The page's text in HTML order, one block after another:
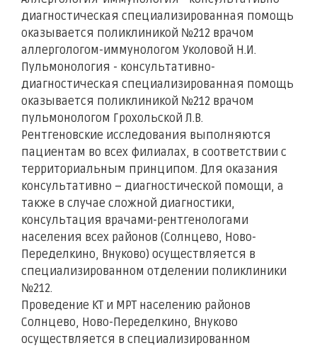
диагностическая специализированная помощь
оказывается поликлиникой №212 врачом
аллергологом-иммунологом Уколовой Н.И.
Пульмонология - консультативно-
диагностическая специализированная помощь
оказывается поликлиникой №212 врачом
пульмонологом Грохольской Л.В.
Рентгеновские исследования выполняются
пациентам во всех филиалах, в соответствии с
территориальным принципом. Для оказания
консультативно – диагностической помощи, а
также в случае сложной диагностики,
консультация врачами-рентгенологами
населения всех районов (Солнцево, Ново-
Переделкино, Внуково) осуществляется в
специализированном отделении поликлиники
№212.
Проведение КТ и МРТ населению районов
Солнцево, Ново-Переделкино, Внуково
осуществляется в специализированном